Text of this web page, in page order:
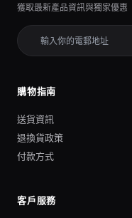
獲取最新產品資訊與獨家優惠
購物指南
送貨資訊
退換貨政策
付款方式
客戶服務